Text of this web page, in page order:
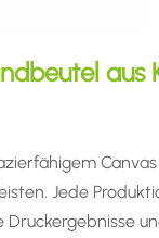
aus
Jede